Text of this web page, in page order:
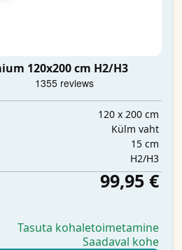
120x200 cm H2/H3
120 x 200 cm
Külm vaht
15 cm
H2/H3
99,95 €
Tasuta kohaletoimetamine
Saadaval kohe